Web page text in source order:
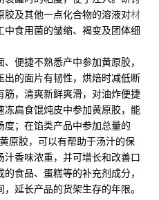
胶及其他一点化合物的溶液对材
食用菌的皱缩、褐变及团体细
便捷不熟悉产中参加黄原胶，
的面片有韧性，烘焙时减低断
，清爽新鲜爽滑，对油炸便捷
扁食馄炖皮中参加黄原胶，能
；在馅类产品中参加总量的
胶，可以有帮助于汤汁的保
香味浓重，并可增长和改善口
食品、蛋糕等的补充剂成分，
延长产品的货架生存的年限。